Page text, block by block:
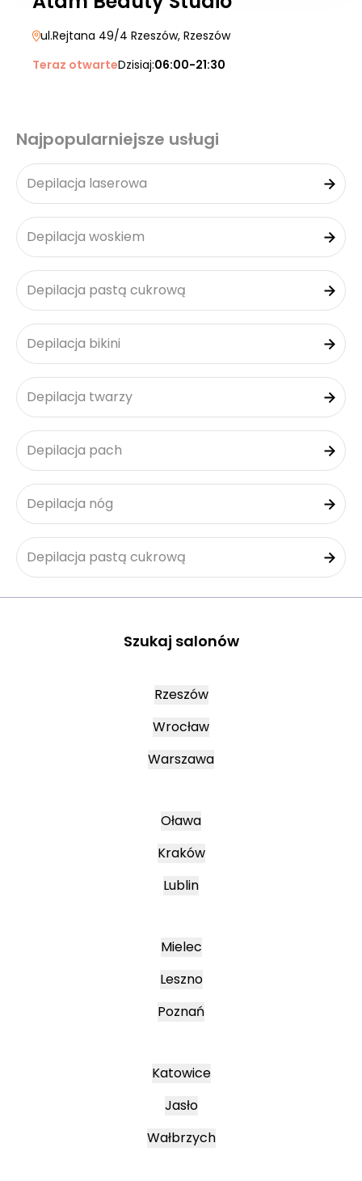
ul.Rejtana 49/4 Rzeszów, Rzeszów
Teraz otwarteDzisiaj:06:00-21:30
Najpopularniejsze usługi
Depilacja laserowa
Depilacja woskiem
Depilacja pastą cukrową
Depilacja bikini
Depilacja twarzy
Depilacja pach
Depilacja nóg
Depilacja pastą cukrową
Szukaj salonów
Rzeszów
Wrocław
Warszawa
Oława
Kraków
Lublin
Mielec
Leszno
Poznań
Katowice
Jasło
Wałbrzych